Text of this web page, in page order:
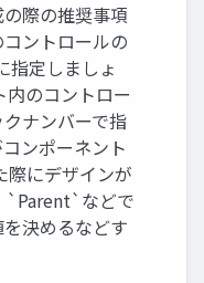
際の推奨事項
ントロールの
指定しましょ
内のコントロー
ナンバーで指
ンポーネント
際にデザインが
`Parent`などで
決めるなどす